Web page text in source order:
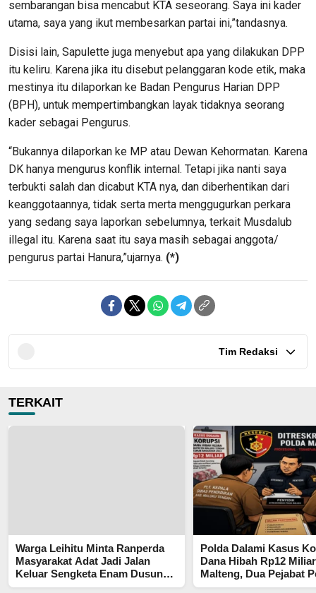
sembarangan bisa mencabut KTA seseorang. Saya ini kader
utama, saya yang ikut membesarkan partai ini,”tandasnya.
Disisi lain, Sapulette juga menyebut apa yang dilakukan DPP
itu keliru. Karena jika itu disebut pelanggaran kode etik, maka
mestinya itu dilaporkan ke Badan Pengurus Harian DPP
(BPH), untuk mempertimbangkan layak tidaknya seorang
kader sebagai Pengurus.
“Bukannya dilaporkan ke MP atau Dewan Kehormatan. Karena
DK hanya mengurus konflik internal. Tetapi jika nanti saya
terbukti salah dan dicabut KTA nya, dan diberhentikan dari
keanggotaannya, tidak serta merta menggugurkan perkara
yang sedang saya laporkan sebelumnya, terkait Musdalub
illegal itu. Karena saat itu saya masih sebagai anggota/
pengurus partai Hanura,”ujarnya. (*)
Tim Redaksi
TERKAIT
Warga Leihitu Minta Ranperda
Masyarakat Adat Jadi Jalan
Keluar Sengketa Enam Dusun
Tanjung Sial
Polda Dalami Kasus
Dana Hibah Rp12
Malteng, Dua Pejabat
Diperiksa